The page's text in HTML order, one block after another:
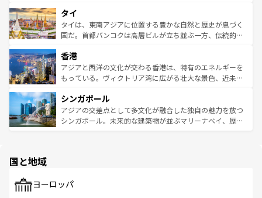
リティに包まれながら、韓国の多彩な魅力を心ゆくまで味
わってみてほしい。 なお、新着の韓国情報はコンテンツ一
覧を参照してほしい。
急速な発展と共に伝統が息づく。ハノイの古い町並みやホ
ーチミン市のフランス統治時代の建物も、独特の雰囲気を
醸し出している。また、バラエティの豊かさとおいしさで
とつ。フォーやバインミー、ベトナムコーヒーなどは、ぜ
ひ現地で味わいたい。どの地域を訪れてもあたたかい人々
が旅行者を迎えてくれるので、きっと忘れられない旅にな
参照してほしい。
タイ
タイは、東南アジアに位置する豊かな自然と歴史が息づく
国だ。首都バンコクは高層ビルが立ち並ぶ一方、伝統的な
の活気が交差している。北部ではチェンマイなどの山岳地
帯で自然と触れ合い、南部ではプーケットやクラビの美し
いビーチでリゾート気分を楽しむことができる。タイ料理
激する。気候は一年中温暖で、どの季節にも異なる楽しみ
が待っている。親しみやすいタイの人々、仏教を中心とし
た文化、そして多様な観光資源が、訪れる旅人を魅了し続
香港
アジアと西洋の文化が交わる香港は、特有のエネルギーを
もっている。ヴィクトリア湾に広がる壮大な景色、近未来
み、どこを訪れても感動するはず。観光スポットが密集し
ており、効率よく見どころを回れるのも魅力。息をのむよ
うな絶景から文化的な体験まで、香港を存分に楽しみ尽く
シンガポール
アジアの交差点として多文化が融合した独自の魅力を放つ
シンガポール。未来的な建築物が並ぶマリーナベイ、歴史
で、ホーカーズは地元の風情を楽しめる外せないスポット
国と地域
ヨーロッパ